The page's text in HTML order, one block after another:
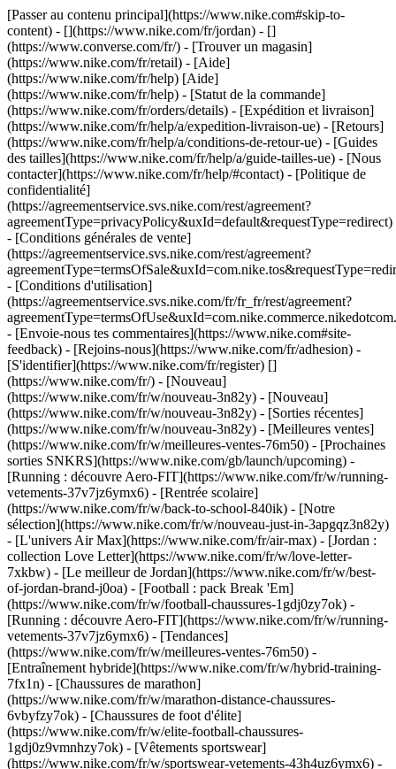
[Passer au contenu principal](https://www.nike.com#skip-to-
content) - [](https://www.nike.com/fr/jordan) - []
(https://www.converse.com/fr/) - [Trouver un magasin]
(https://www.nike.com/fr/retail) - [Aide]
(https://www.nike.com/fr/help) [Aide]
(https://www.nike.com/fr/help) - [Statut de la commande]
(https://www.nike.com/fr/orders/details) - [Expédition et livraison]
(https://www.nike.com/fr/help/a/expedition-livraison-ue) - [Retours]
(https://www.nike.com/fr/help/a/conditions-de-retour-ue) - [Guides
des tailles](https://www.nike.com/fr/help/a/guide-tailles-ue) - [Nous
contacter](https://www.nike.com/fr/help/#contact) - [Politique de
confidentialité]
(https://agreementservice.svs.nike.com/rest/agreement?
agreementType=privacyPolicy&uxId=default&requestType=redirect)
- [Conditions générales de vente]
(https://agreementservice.svs.nike.com/rest/agreement?
- [Conditions d'utilisation]
(https://agreementservice.svs.nike.com/fr/fr_fr/rest/agreement?
- [Envoie-nous tes commentaires](https://www.nike.com#site-
feedback) - [Rejoins-nous](https://www.nike.com/fr/adhesion) -
[S'identifier](https://www.nike.com/fr/register) []
(https://www.nike.com/fr/) - [Nouveau]
(https://www.nike.com/fr/w/nouveau-3n82y) - [Nouveau]
(https://www.nike.com/fr/w/nouveau-3n82y) - [Sorties récentes]
(https://www.nike.com/fr/w/nouveau-3n82y) - [Meilleures ventes]
(https://www.nike.com/fr/w/meilleures-ventes-76m50) - [Prochaines
sorties SNKRS](https://www.nike.com/gb/launch/upcoming) -
[Running : découvre Aero-FIT](https://www.nike.com/fr/w/running-
vetements-37v7jz6ymx6) - [Rentrée scolaire]
(https://www.nike.com/fr/w/back-to-school-840ik) - [Notre
sélection](https://www.nike.com/fr/w/nouveau-just-in-3apgqz3n82y)
- [L'univers Air Max](https://www.nike.com/fr/air-max) - [Jordan :
collection Love Letter](https://www.nike.com/fr/w/love-letter-
7xkbw) - [Le meilleur de Jordan](https://www.nike.com/fr/w/best-
of-jordan-brand-j0oa) - [Football : pack Break 'Em]
(https://www.nike.com/fr/w/football-chaussures-1gdj0zy7ok) -
[Running : découvre Aero-FIT](https://www.nike.com/fr/w/running-
vetements-37v7jz6ymx6) - [Tendances]
(https://www.nike.com/fr/w/meilleures-ventes-76m50) -
[Entraînement hybride](https://www.nike.com/fr/w/hybrid-training-
7fx1n) - [Chaussures de marathon]
(https://www.nike.com/fr/w/marathon-distance-chaussures-
6vbyfzy7ok) - [Chaussures de foot d'élite]
(https://www.nike.com/fr/w/elite-football-chaussures-
1gdj0z9vmnhzy7ok) - [Vêtements sportswear]
(https://www.nike.com/fr/w/sportswear-vetements-43h4uz6ymx6) -